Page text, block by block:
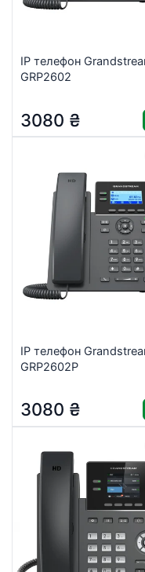
IP телефон
GRP2602
3080 ₴
IP телефон
GRP2602P
3080 ₴